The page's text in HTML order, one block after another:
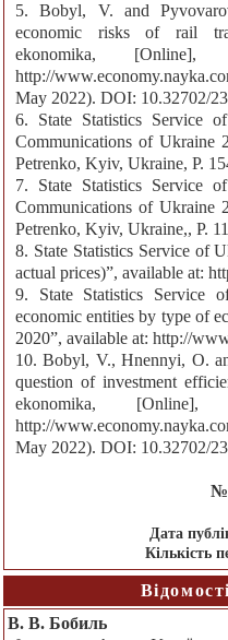
5. Bobyl, V. and
economic risks of rail
ekonomika,
http://
May 2022). DOI: 10.32702/
6. State Statistics Service
Communications of Ukraine
Petrenko, Kyiv, Ukraine, P.
7. State Statistics Service
Communications of Ukraine
Petrenko, Kyiv, Ukraine,, P.
8. State Statistics Service of
actual prices)”, available at:
9. State Statistics Service
economic entities by type of
2020”, available at: http://
10. Bobyl, V., Hnennyi, O.
question of investment
ekonomika,
http://
May 2022). DOI: 10.32702/
№
Дата
Кількість
В. В. Бобиль